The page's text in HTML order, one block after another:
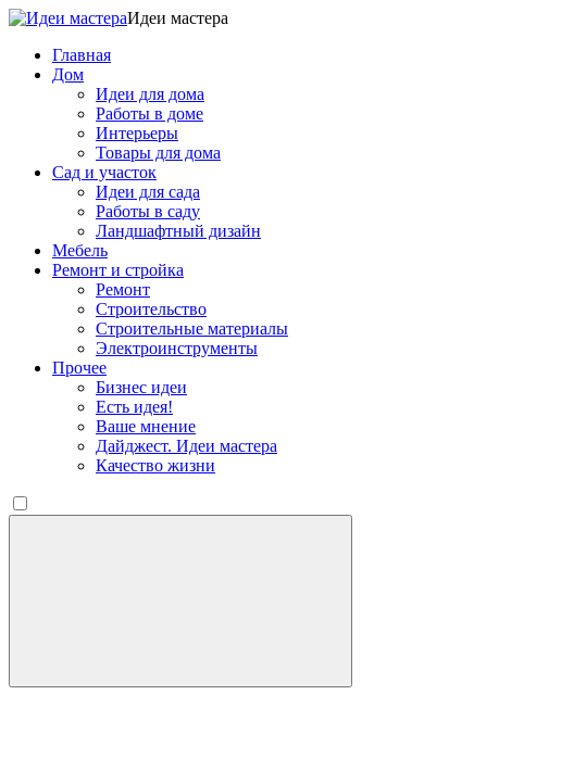
Идеи мастера
Главная
Дом
Идеи для дома
Работы в доме
Интерьеры
Товары для дома
Сад и участок
Идеи для сада
Работы в саду
Ландшафтный дизайн
Мебель
Ремонт и стройка
Ремонт
Строительство
Строительные материалы
Электроинструменты
Прочее
Бизнес идеи
Есть идея!
Ваше мнение
Дайджест. Идеи мастера
Качество жизни